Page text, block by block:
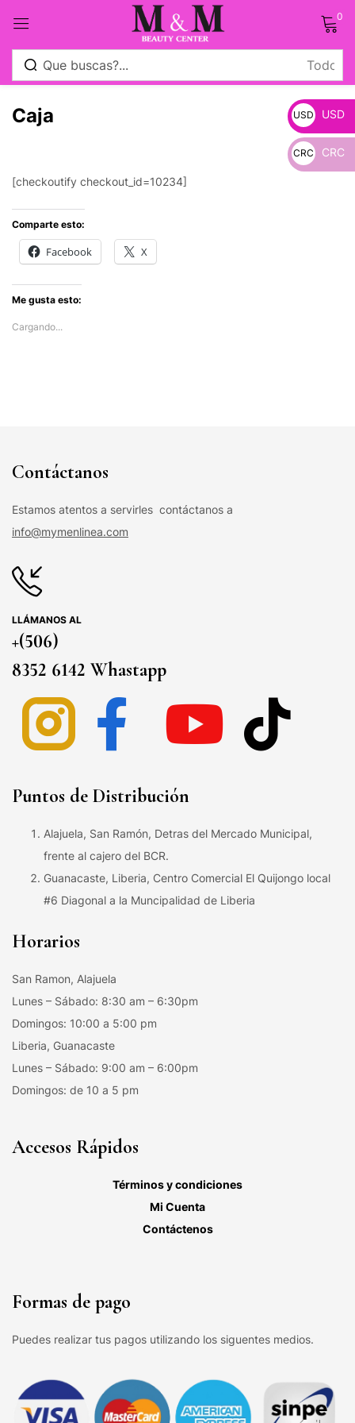
0
Caja
[checkoutify checkout_id=10234]
Comparte esto:
Facebook X
Me gusta esto:
Cargando...
Contáctanos
Estamos atentos a servirles contáctanos a
info@mymenlinea.com
LLÁMANOS AL
+(506)
8352 6142 Whastapp
Puntos de Distribución
Alajuela, San Ramón, Detras del Mercado Municipal,
frente al cajero del BCR.
Guanacaste, Liberia, Centro Comercial El Quijongo local
#6 Diagonal a la Muncipalidad de Liberia
Horarios
San Ramon, Alajuela
Lunes – Sábado: 8:30 am – 6:30pm
Domingos: 10:00 a 5:00 pm
Liberia, Guanacaste
Lunes – Sábado: 9:00 am – 6:00pm
Domingos: de 10 a 5 pm
Accesos Rápidos
Términos y condiciones
Mi Cuenta
Contáctenos
Formas de pago
Puedes realizar tus pagos utilizando los siguentes medios.
USD
_
USD
CRC CRC
Sign in
Remember me